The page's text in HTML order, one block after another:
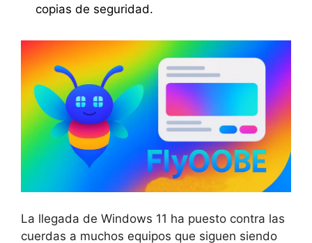
copias de seguridad.
La llegada de Windows 11 ha puesto contra las
cuerdas a muchos equipos que siguen siendo